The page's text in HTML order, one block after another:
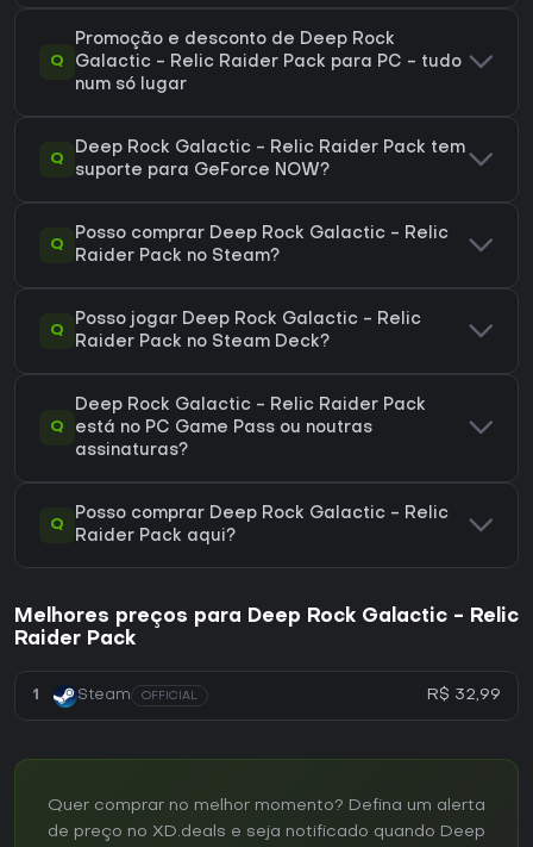
Q
Promoção e desconto de Deep Rock
Galactic - Relic Raider Pack para PC - tudo
num só lugar
Q
Deep Rock Galactic - Relic Raider Pack tem
suporte para GeForce NOW?
Q
Posso comprar Deep Rock Galactic - Relic
Raider Pack no Steam?
Q
Posso jogar Deep Rock Galactic - Relic
Raider Pack no Steam Deck?
Q
Deep Rock Galactic - Relic Raider Pack
está no PC Game Pass ou noutras
assinaturas?
Q
Posso comprar Deep Rock Galactic - Relic
Raider Pack aqui?
Melhores preços para Deep Rock Galactic - Relic
Raider Pack
1 Steam OFFICIAL R$ 32,99
Quer comprar no melhor momento? Defina um alerta
de preço no XD.deals e seja notificado quando Deep